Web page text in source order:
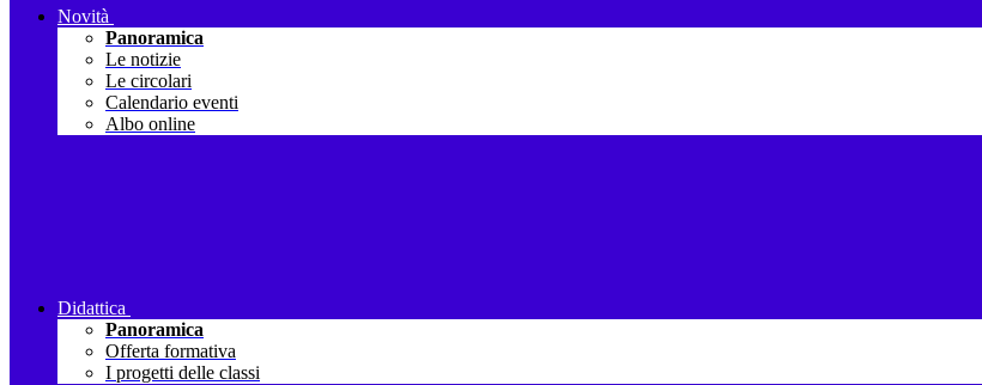
Novità
Panoramica
Le notizie
Le circolari
Calendario eventi
Albo online
Didattica
Panoramica
Offerta formativa
I progetti delle classi